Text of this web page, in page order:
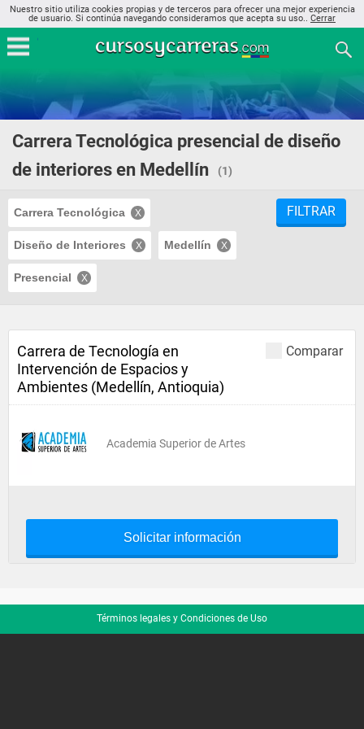
Nuestro sitio utiliza cookies propias y de terceros para ofrecer una mejor experiencia
de usuario. Si continúa navegando consideramos que acepta su uso.. Cerrar
Carrera Tecnológica presencial de diseño
de interiores en Medellín
(1)
Carrera Tecnológica
Diseño de Interiores Medellín
Presencial
FILTRAR
Comparar
Carrera de Tecnología en
Intervención de Espacios y
Ambientes (Medellín, Antioquia)
Academia Superior de Artes
Solicitar información
Términos legales y Condiciones de Uso